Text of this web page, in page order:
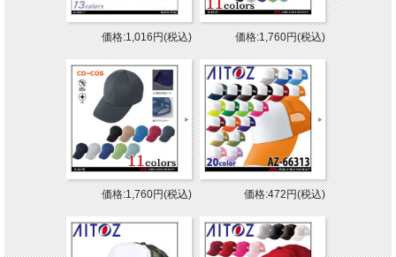
価格:1,016円(税込) 価格:1,760円(税込)
価格:1,760円(税込) 価格:472円(税込)